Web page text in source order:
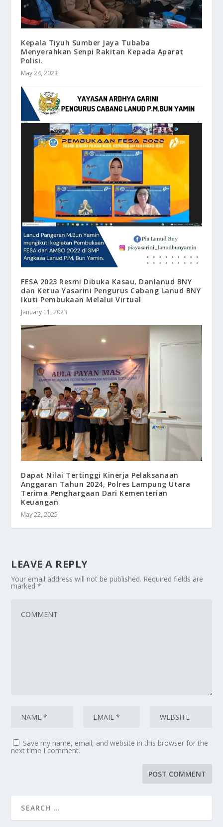
Kepala Tiyuh Sumber Jaya Tubaba
Menyerahkan Senpi Rakitan Kepada Aparat
Polisi.
May 24, 2023
FESA 2023 Resmi Dibuka Kasau, Danlanud BNY
dan Ketua Yasarini Pengurus Cabang Lanud BNY
Ikuti Pembukaan Melalui Virtual
January 11, 2023
Dapat Nilai Tertinggi Kinerja Pelaksanaan
Anggaran Tahun 2024, Polres Lampung Utara
Terima Penghargaan Dari Kementerian
Keuangan
May 22, 2025
LEAVE A REPLY
Your email address will not be published. Required fields are
marked*
Save my name, email, and website in this browser for the
next time I comment.